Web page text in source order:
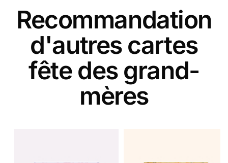
Recommandation
d'autres cartes
fête des grand-
mères